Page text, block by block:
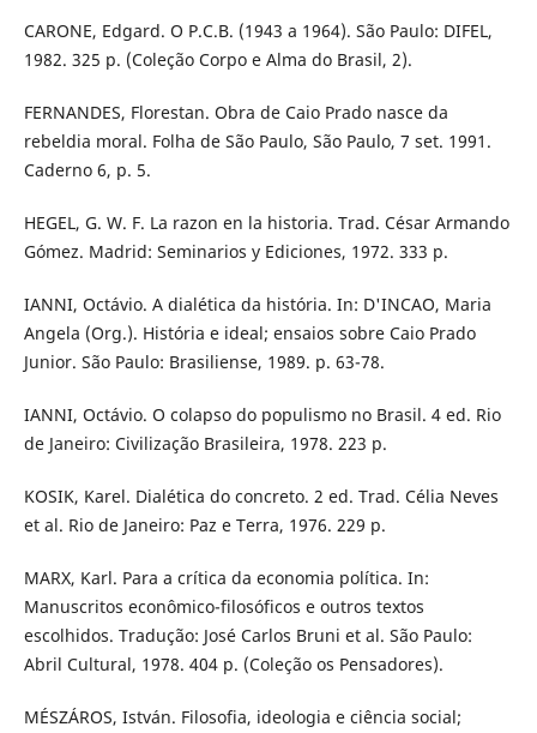
CARONE, Edgard. O P.C.B. (1943 a 1964). São Paulo: DIFEL,
1982. 325 p. (Coleção Corpo e Alma do Brasil, 2).
FERNANDES, Florestan. Obra de Caio Prado nasce da
rebeldia moral. Folha de São Paulo, São Paulo, 7 set. 1991.
Caderno 6, p. 5.
HEGEL, G. W. F. La razon en la historia. Trad. César Armando
Gómez. Madrid: Seminarios y Ediciones, 1972. 333 p.
IANNI, Octávio. A dialética da história. In: D'INCAO, Maria
Angela (Org.). História e ideal; ensaios sobre Caio Prado
Junior. São Paulo: Brasiliense, 1989. p. 63-78.
IANNI, Octávio. O colapso do populismo no Brasil. 4 ed. Rio
de Janeiro: Civilização Brasileira, 1978. 223 p.
KOSIK, Karel. Dialética do concreto. 2 ed. Trad. Célia Neves
et al. Rio de Janeiro: Paz e Terra, 1976. 229 p.
MARX, Karl. Para a crítica da economia política. In:
Manuscritos econômico-filosóficos e outros textos
escolhidos. Tradução: José Carlos Bruni et al. São Paulo:
Abril Cultural, 1978. 404 p. (Coleção os Pensadores).
MÉSZÁROS, István. Filosofia, ideologia e ciência social;